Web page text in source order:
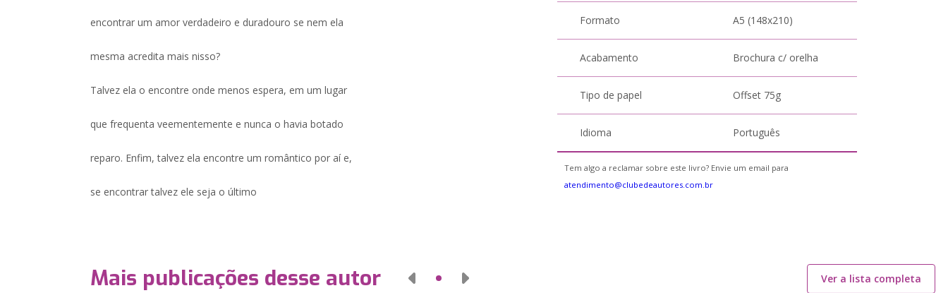
encontrar um amor verdadeiro e duradouro se nem ela
mesma acredita mais nisso?
Talvez ela o encontre onde menos espera, em um lugar
que frequenta veementemente e nunca o havia botado
reparo. Enfim, talvez ela encontre um romântico por aí e,
se encontrar talvez ele seja o último
Formato A5 (148x210)
Acabamento Brochura c/ orelha
Tipo de papel Offset 75g
Idioma Português
Tem algo a reclamar sobre este livro? Envie um email para
atendimento@clubedeautores.com.br
Mais publicações desse autor Ver a lista completa